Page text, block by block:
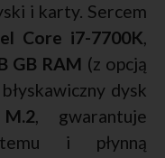
i karty. Sercem
Core i7-7700K,
GB RAM (z opcją
dysk
, gwarantuje
i płynną